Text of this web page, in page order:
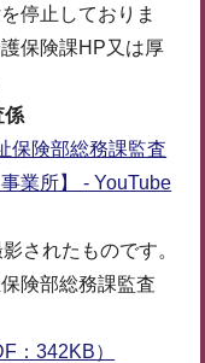
停止しておりま
保険課HP又は厚
係
険部総務課監査
業所】 - YouTube
されたものです。
険部総務課監査
：342KB）